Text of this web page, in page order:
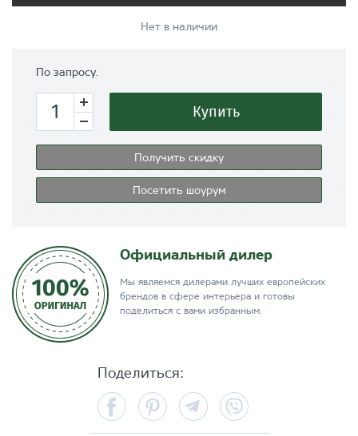
Нет в наличии
По запросу.
Купить
Получить скидку
Посетить шоурум
Официальный дилер
Мы являемся дилерами лучших европейских
брендов в сфере интерьера и готовы
поделиться с вами избранным.
Поделиться:
FacebookPinterest Telegram